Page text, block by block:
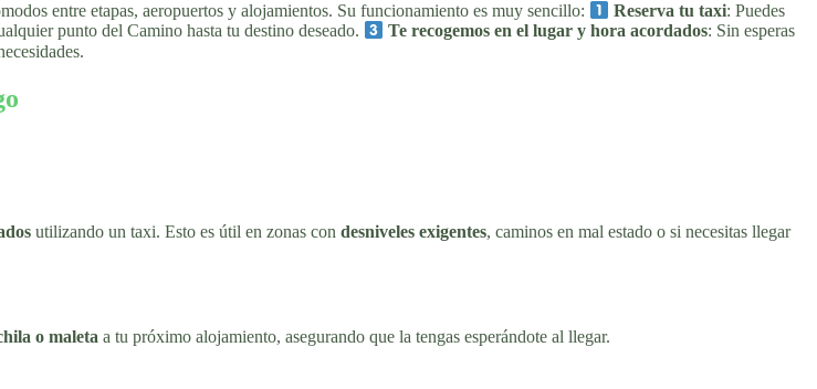
entre etapas, aeropuertos y alojamientos. Su funcionamiento es muy sencillo: Reserva tu taxi: Puedes
punto del Camino hasta tu destino deseado. Te recogemos en el lugar y hora acordados: Sin esperas
utilizando un taxi. Esto es útil en zonas con desniveles exigentes, caminos en mal estado o si necesitas llegar
o maleta a tu próximo alojamiento, asegurando que la tengas esperándote al llegar.